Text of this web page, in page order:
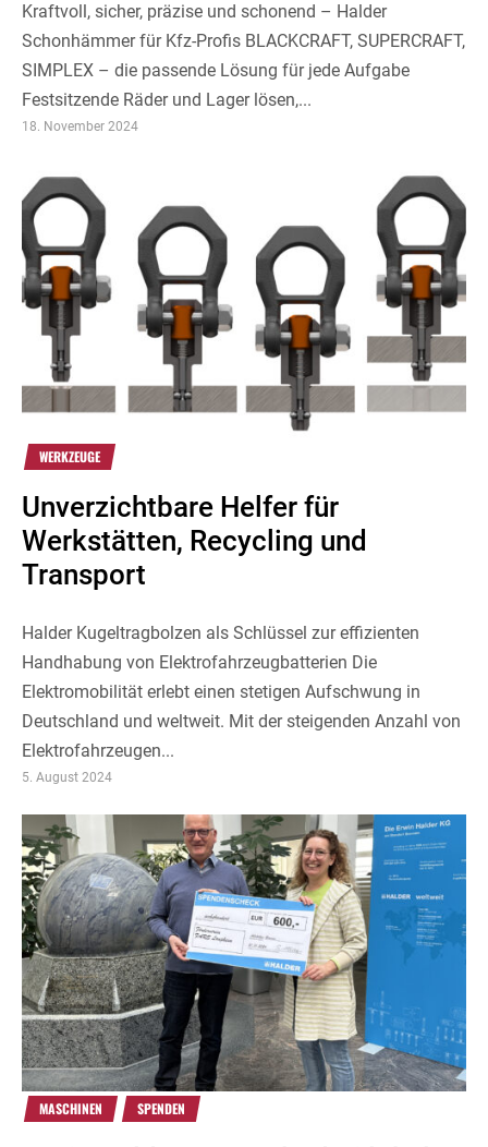
Kraftvoll, sicher, präzise und schonend – Halder
Schonhämmer für Kfz-Profis BLACKCRAFT, SUPERCRAFT,
SIMPLEX – die passende Lösung für jede Aufgabe
Festsitzende Räder und Lager lösen,...
18. November 2024
WERKZEUGE
Unverzichtbare Helfer für
Werkstätten, Recycling und
Transport
Halder Kugeltragbolzen als Schlüssel zur effizienten
Handhabung von Elektrofahrzeugbatterien Die
Elektromobilität erlebt einen stetigen Aufschwung in
Deutschland und weltweit. Mit der steigenden Anzahl von
Elektrofahrzeugen...
5. August 2024
MASCHINEN SPENDEN